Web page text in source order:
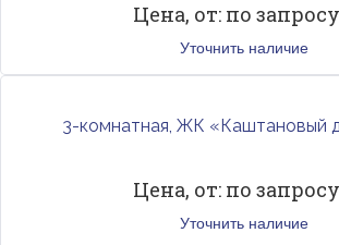
Цена, от: по
Уточнить наличие
3-комнатная, ЖК «Каштановый
Цена, от: по
Уточнить наличие